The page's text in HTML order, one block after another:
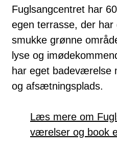
Fuglsangcentret har
egen terrasse, der
smukke grønne
lyse og
har eget badeværelse
og afsætningsplads.
Læs mere om
værelser og book